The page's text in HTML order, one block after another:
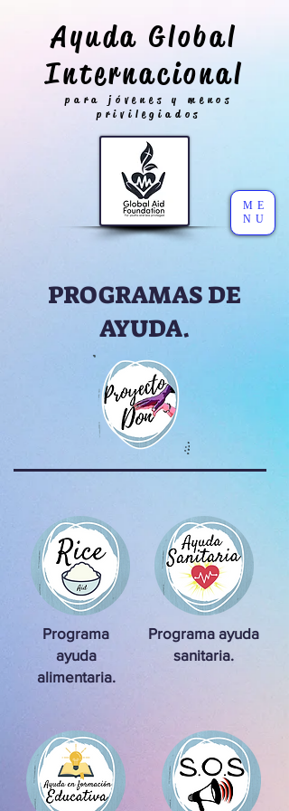
ME
NU
Ayuda Global
Internacional
para jóvenes y menos
privilegiados
PROGRAMAS DE
AYUDA.
Programa
ayuda
alimentaria.
Programa ayuda
sanitaria.